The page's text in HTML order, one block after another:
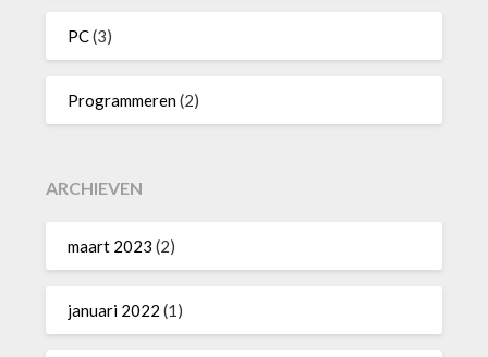
PC(3)
Programmeren(2)
ARCHIEVEN
maart 2023 (2)
januari 2022 (1)